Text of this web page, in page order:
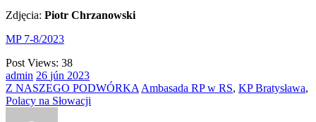
Zdjęcia: Piotr Chrzanowski
MP 7-8/2023
Post Views: 38
admin 26 jún 2023
Z NASZEGO PODWÓRKA Ambasada RP w RS, KP Bratysława,
Polacy na Słowacji